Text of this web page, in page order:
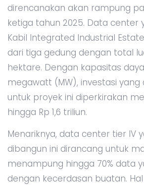
direncanakan akan rampung
ketiga tahun 2025. Data center
Kabil Integrated Industrial
dari tiga gedung dengan total
hektare. Dengan kapasitas
megawatt (MW), investasi yang
untuk proyek ini diperkirakan
hingga Rp 1,6 triliun.
Menariknya, data center tier IV
dibangun ini dirancang untuk
menampung hingga 70% data
dengan kecerdasan buatan.